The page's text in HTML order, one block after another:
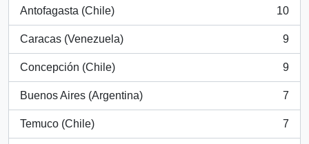
Antofagasta (Chile)
, 10 results
10
Caracas (Venezuela)
, 9 results
9
Concepción (Chile)
, 9 results
9
Buenos Aires (Argentina)
, 7 results
7
Temuco (Chile)
, 7 results
7